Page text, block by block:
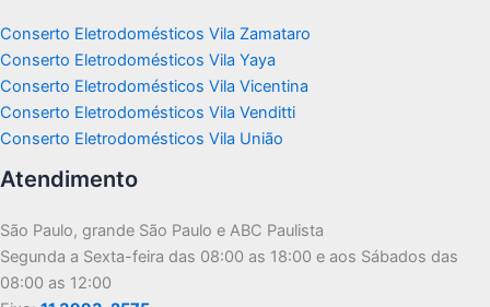
Conserto Eletrodomésticos Vila Zamataro
Conserto Eletrodomésticos Vila Yaya
Conserto Eletrodomésticos Vila Vicentina
Conserto Eletrodomésticos Vila Venditti
Conserto Eletrodomésticos Vila União
Atendimento
São Paulo, grande São Paulo e ABC Paulista
Segunda a Sexta-feira das 08:00 as 18:00 e aos Sábados das
08:00 as 12:00